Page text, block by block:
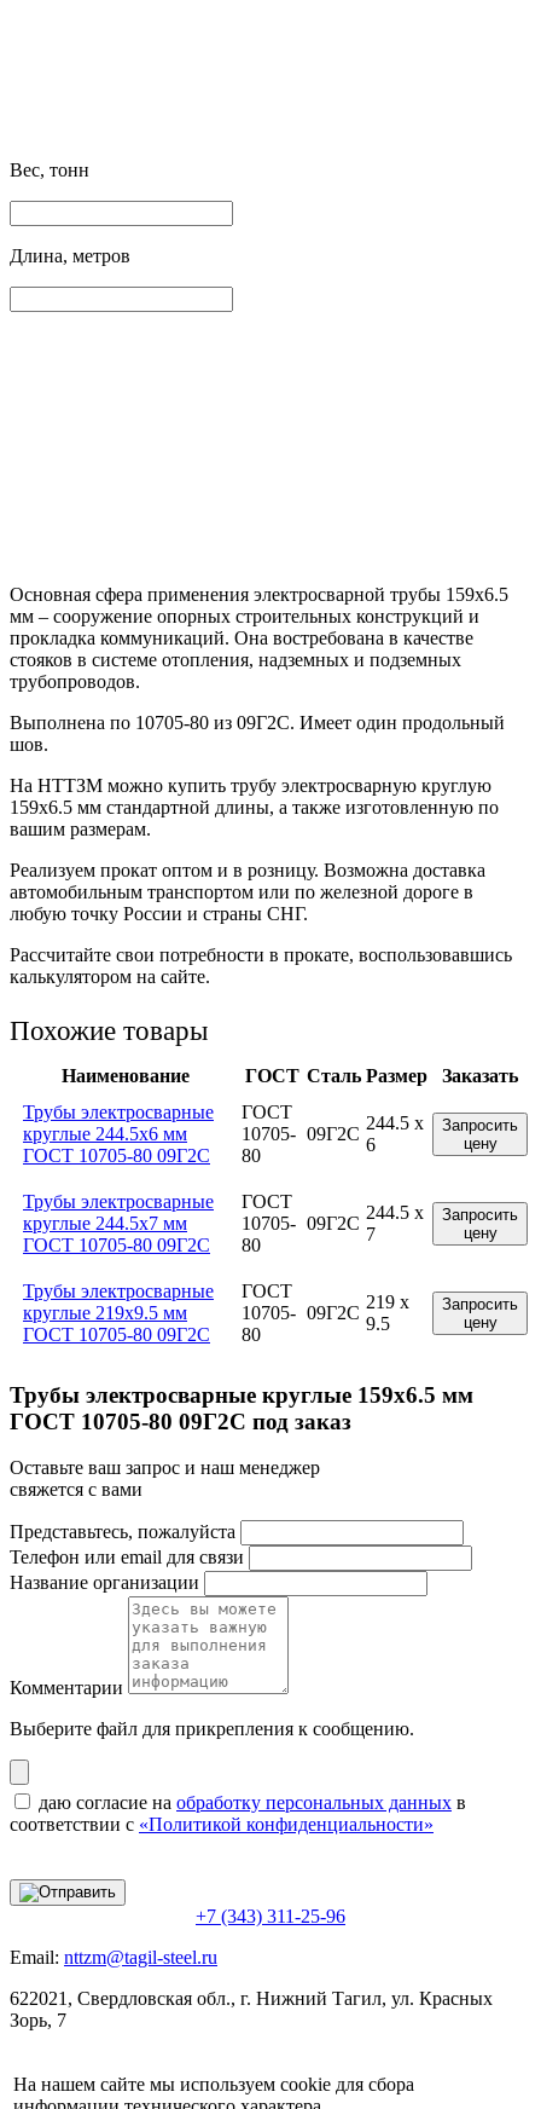
Вес, тонн
Длина, метров
Основная сфера применения электросварной трубы 159х6.5
мм – сооружение опорных строительных конструкций и
прокладка коммуникаций. Она востребована в качестве
стояков в системе отопления, надземных и подземных
трубопроводов.
Выполнена по 10705-80 из 09Г2С. Имеет один продольный
шов.
На НТТЗМ можно купить трубу электросварную круглую
159х6.5 мм стандартной длины, а также изготовленную по
вашим размерам.
Реализуем прокат оптом и в розницу. Возможна доставка
автомобильным транспортом или по железной дороге в
любую точку России и страны СНГ.
Рассчитайте свои потребности в прокате, воспользовавшись
калькулятором на сайте.
Похожие товары
Наименование ГОСТ Сталь Размер
Заказать
Трубы электросварные
круглые 244.5x6 мм
ГОСТ 10705-80 09Г2С
ГОСТ
10705-
80
09Г2С
244.5 x
6
Запросить
цену
Трубы электросварные
круглые 244.5x7 мм
ГОСТ 10705-80 09Г2С
ГОСТ
10705-
80
09Г2С
244.5 x
7
Запросить
цену
Трубы электросварные
круглые 219x9.5 мм
ГОСТ 10705-80 09Г2С
ГОСТ
10705-
80
09Г2С
219 x
9.5
Запросить
цену
Трубы электросварные круглые 159x6.5 мм
ГОСТ 10705-80 09Г2С под заказ
Оставьте ваш запрос и наш менеджер
свяжется с вами
Представьтесь, пожалуйста
Телефон или email для связи
Название организации
Комментарии
Выберите файл для прикрепления к сообщению.
даю согласие на обработку персональных данных в
соответствии с «Политикой конфиденциальности»
+7 (343) 311-25-96
Email: nttzm@tagil-steel.ru
622021, Свердловская обл., г. Нижний Тагил, ул. Красных
Зорь, 7
На нашем сайте мы используем cookie для сбора